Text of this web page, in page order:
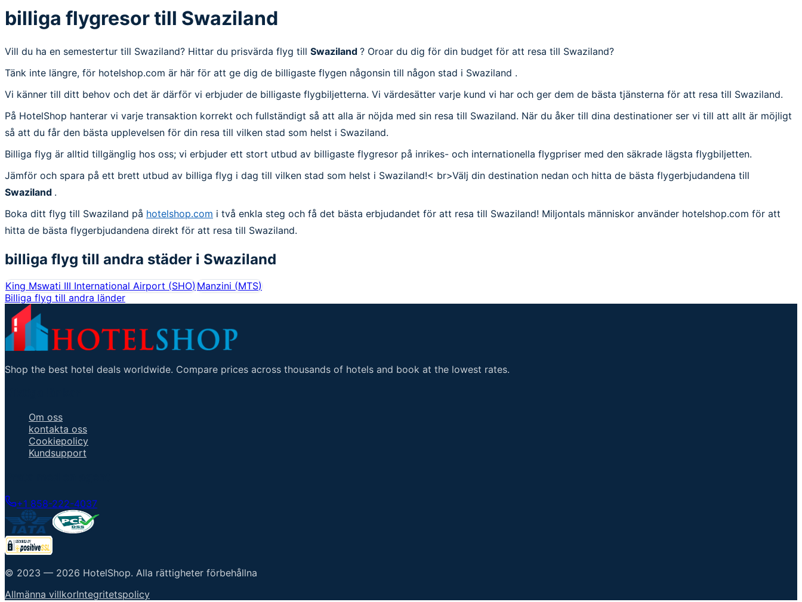
billiga flygresor till Swaziland
Vill du ha en semestertur till Swaziland? Hittar du prisvärda flyg till Swaziland ? Oroar du dig för din budget för att resa till Swaziland?
Tänk inte längre, för hotelshop.com är här för att ge dig de billigaste flygen någonsin till någon stad i Swaziland .
Vi känner till ditt behov och det är därför vi erbjuder de billigaste flygbiljetterna. Vi värdesätter varje kund vi har och ger dem de bästa tjänsterna för att resa till Swaziland.
På HotelShop hanterar vi varje transaktion korrekt och fullständigt så att alla är nöjda med sin resa till Swaziland. När du åker till dina destinationer ser vi till att allt är möjligt
så att du får den bästa upplevelsen för din resa till vilken stad som helst i Swaziland.
Billiga flyg är alltid tillgänglig hos oss; vi erbjuder ett stort utbud av billigaste flygresor på inrikes- och internationella flygpriser med den säkrade lägsta flygbiljetten.
Jämför och spara på ett brett utbud av billiga flyg i dag till vilken stad som helst i Swaziland!< br>Välj din destination nedan och hitta de bästa flygerbjudandena till
Swaziland .
Boka ditt flyg till Swaziland på hotelshop.com i två enkla steg och få det bästa erbjudandet för att resa till Swaziland! Miljontals människor använder hotelshop.com för att
hitta de bästa flygerbjudandena direkt för att resa till Swaziland.
billiga flyg till andra städer i Swaziland
King Mswati III International Airport (SHO)Manzini (MTS)
Billiga flyg till andra länder
Shop the best hotel deals worldwide. Compare prices across thousands of hotels and book at the lowest rates.
Om oss
kontakta oss
Cookiepolicy
Kundsupport
+1 858-222-4037
© 2023 — 2026 HotelShop. Alla rättigheter förbehållna
Allmänna villkorIntegritetspolicy